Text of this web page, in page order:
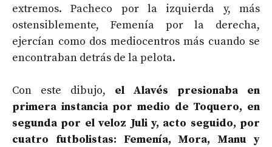
extremos. Pacheco por la izquierda y, más
ostensiblemente, Femenía por la derecha,
ejercían como dos mediocentros más cuando se
encontraban detrás de la pelota.
Con este dibujo, el Alavés presionaba en
primera instancia por medio de Toquero, en
segunda por el veloz Juli y, acto seguido, por
cuatro futbolistas: Femenía, Mora, Manu y